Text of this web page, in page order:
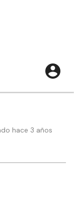
hace 3 años